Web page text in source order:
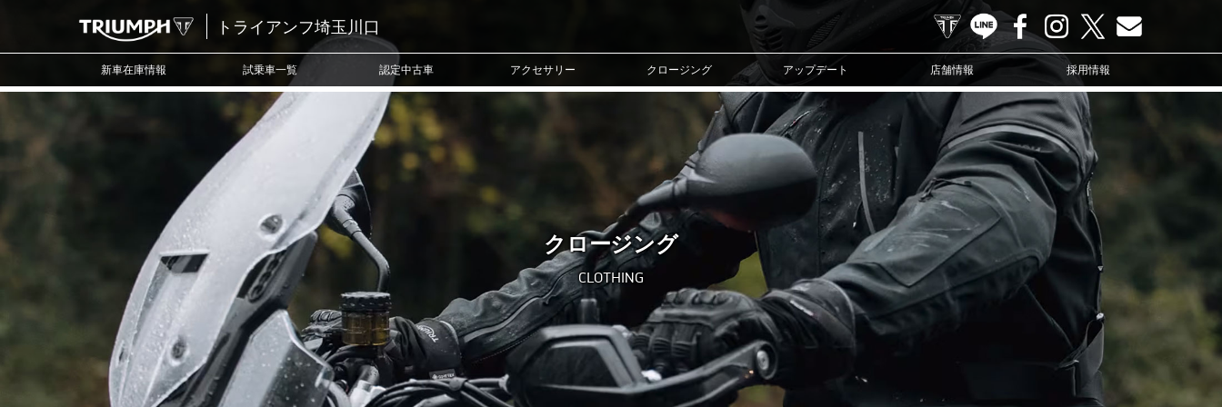
トライアンフ埼玉川口 TRIUMPH OFFICIAL SITE
LINE FacebookInstagram
新車在庫情報 試乗車一覧 認定中古車 アクセサリー クロージング アップデート 店舗情報 採用情報
クロージング
CLOTHING